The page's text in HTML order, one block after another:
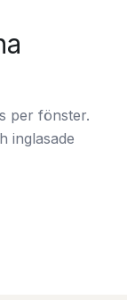
per fönster.
inglasade